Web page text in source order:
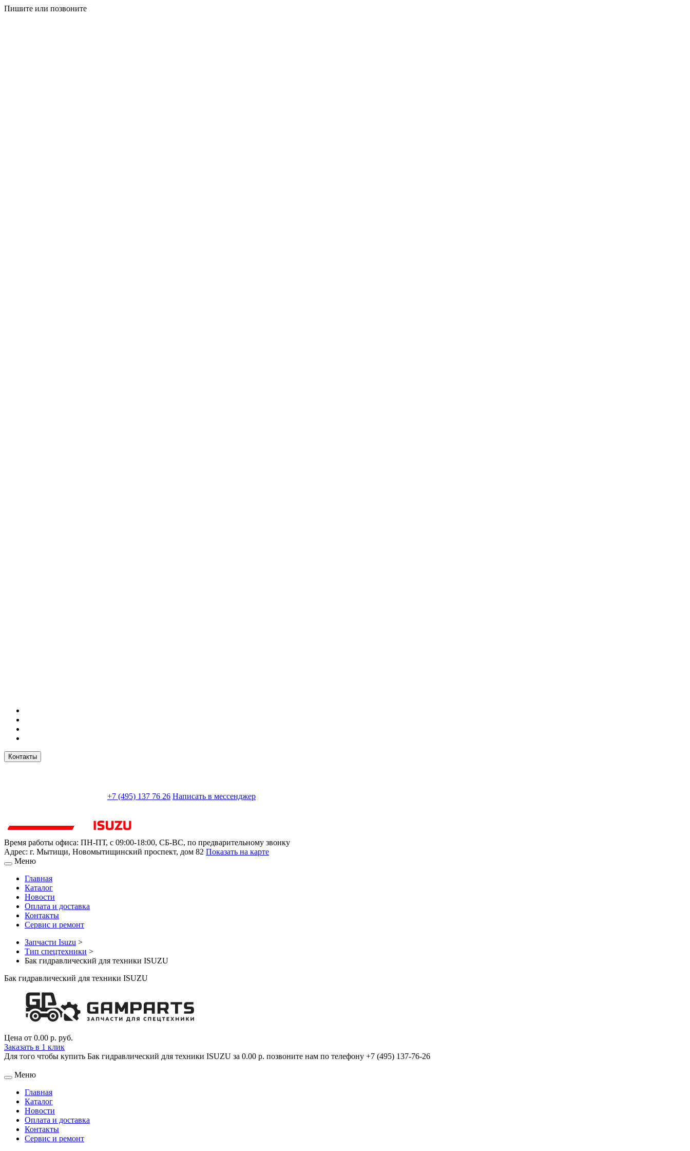
Пишите или позвоните
Контакты
+7 (495) 137 76 26 Написать в мессенджер
Время работы офиса: ПН-ПТ, с 09:00-18:00, СБ-ВС, по предварительному звонку
Адрес: г. Мытищи, Новомытищинский проспект, дом 82 Показать на карте
Меню
Главная
Каталог
Новости
Оплата и доставка
Контакты
Сервис и ремонт
Запчасти Isuzu >
Тип спецтехники >
Бак гидравлический для техники ISUZU
Бак гидравлический для техники ISUZU
Цена от 0.00 р. руб.
Заказать в 1 клик
Для того чтобы купить Бак гидравлический для техники ISUZU за 0.00 р. позвоните нам по телефону +7 (495) 137-76-26
Меню
Главная
Каталог
Новости
Оплата и доставка
Контакты
Сервис и ремонт